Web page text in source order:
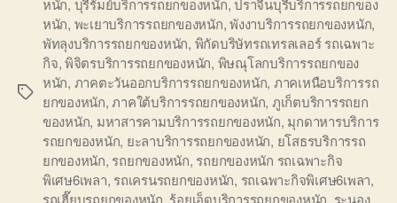
Tags
หนัก, พะเยาบริการรถยกของหนัก,พังงาบริการรถยกของหนัก,
พัทลุงบริการรถยกของหนัก, พิกัดบริษัทรถเทรลเลอร์ รถเฉพาะ
กิจ,พิจิตรบริการรถยกของหนัก, พิษณุโลกบริการรถยกของ
หนัก, ภาคตะวันออกบริการรถยกของหนัก, ภาคเหนือบริการรถ
ยกของหนัก,ภาคใต้บริการรถยกของหนัก, ภูเก็ตบริการรถยก
ของหนัก, มหาสารคามบริการรถยกของหนัก, มุกดาหารบริการ
รถยกของหนัก, ยะลาบริการรถยกของหนัก, ยโสธรบริการรถ
ยกของหนัก, รถยกของหนัก, รถยกของหนัก รถเฉพาะกิจ
พิเศษ6เพลา, รถเครนรถยกของหนัก, รถเฉพาะกิจพิเศษ6เพลา,
รถเฮี๊ยบรถยกของหนัก, ร้อยเอ็ดบริการรถยกของหนัก, ระนอง